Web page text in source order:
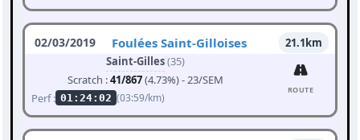
02/03/2019 Foulées Saint-Gilloises
21.1km
Saint-Gilles(35)
Scratch :41/867(4.73%) - 23/SEM
Perf : 01:24:02 (03:59/km)
ROUTE